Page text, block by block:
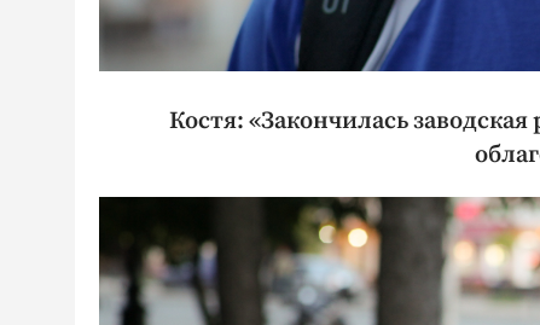
Костя: «Закончилась